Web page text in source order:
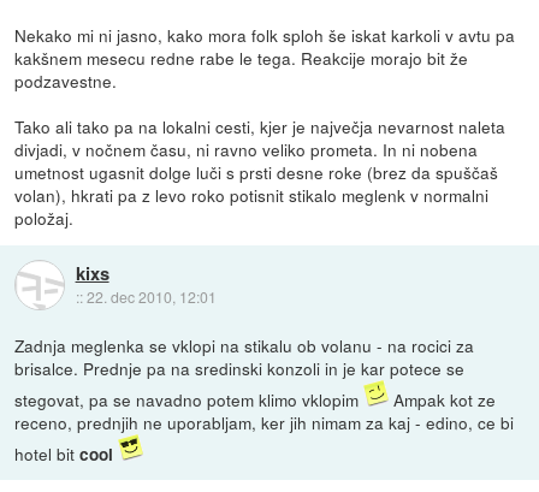
Nekako mi ni jasno, kako mora folk sploh še iskat karkoli v avtu pa
kakšnem mesecu redne rabe le tega. Reakcije morajo bit že
podzavestne.
Tako ali tako pa na lokalni cesti, kjer je največja nevarnost naleta
divjadi, v nočnem času, ni ravno veliko prometa. In ni nobena
umetnost ugasnit dolge luči s prsti desne roke (brez da spuščaš
volan), hkrati pa z levo roko potisnit stikalo meglenk v normalni
položaj.
kixs
::22. dec 2010, 12:01
Zadnja meglenka se vklopi na stikalu ob volanu - na rocici za
brisalce. Prednje pa na sredinski konzoli in je kar potece se
stegovat, pa se navadno potem klimo vklopim
Ampak kot ze
receno, prednjih ne uporabljam, ker jih nimam za kaj - edino, ce bi
hotel bitcool